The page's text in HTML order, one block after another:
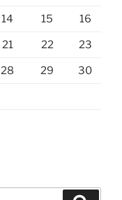
14 15 16
21 22 23
28 29 30